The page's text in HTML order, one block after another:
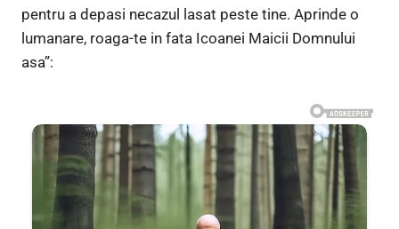
pentru a depasi necazul lasat peste tine. Aprinde o
lumanare, roaga-te in fata Icoanei Maicii Domnului
asa”: